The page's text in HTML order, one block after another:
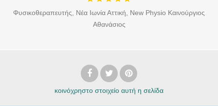
Φυσικοθεραπευτής, Νέα Ιωνία Αττική, New Physio Καινούργιος
Αθανάσιος
κοινόχρηστο στοιχείο αυτή η σελίδα